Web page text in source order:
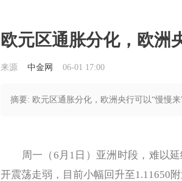
欧元区通胀分化，欧洲
来源 中金网 06-01 17:00
摘要: 欧元区通胀分化，欧洲央行可以“慢慢来
周一（6月1日）亚洲时段，难以延
开震荡走弱，目前小幅回升至1.11650